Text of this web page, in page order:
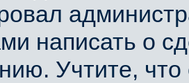
написать о
Учтите,